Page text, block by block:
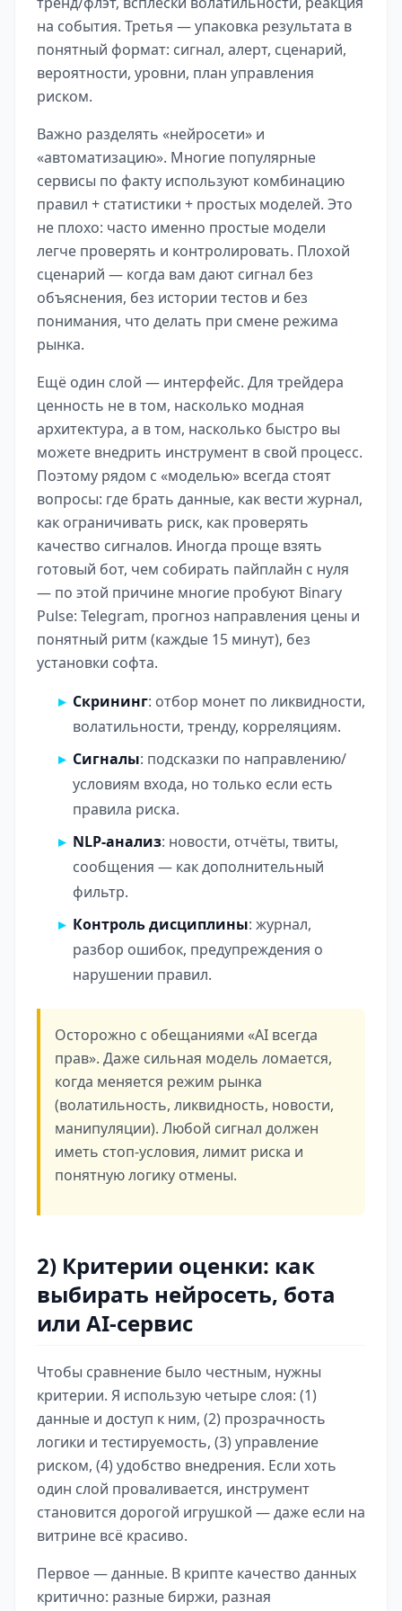
на события. Третья — упаковка результата в
понятный формат: сигнал, алерт, сценарий,
вероятности, уровни, план управления
риском.
Важно разделять «нейросети» и
«автоматизацию». Многие популярные
сервисы по факту используют комбинацию
правил + статистики + простых моделей. Это
не плохо: часто именно простые модели
легче проверять и контролировать. Плохой
сценарий — когда вам дают сигнал без
объяснения, без истории тестов и без
понимания, что делать при смене режима
рынка.
Ещё один слой — интерфейс. Для трейдера
ценность не в том, насколько модная
архитектура, а в том, насколько быстро вы
можете внедрить инструмент в свой процесс.
Поэтому рядом с «моделью» всегда стоят
вопросы: где брать данные, как вести журнал,
как ограничивать риск, как проверять
качество сигналов. Иногда проще взять
готовый бот, чем собирать пайплайн с нуля
— по этой причине многие пробуют Binary
Pulse: Telegram, прогноз направления цены и
понятный ритм (каждые 15 минут), без
установки софта.
Скрининг: отбор монет по ликвидности,
волатильности, тренду, корреляциям.
Сигналы: подсказки по направлению/
условиям входа, но только если есть
правила риска.
NLP-анализ: новости, отчёты, твиты,
сообщения — как дополнительный
фильтр.
Контроль дисциплины: журнал,
разбор ошибок, предупреждения о
нарушении правил.
Осторожно с обещаниями «AI всегда
прав». Даже сильная модель ломается,
когда меняется режим рынка
(волатильность, ликвидность, новости,
манипуляции). Любой сигнал должен
иметь стоп-условия, лимит риска и
понятную логику отмены.
2) Критерии оценки: как
выбирать нейросеть, бота
или AI-сервис
Чтобы сравнение было честным, нужны
критерии. Я использую четыре слоя: (1)
данные и доступ к ним, (2) прозрачность
логики и тестируемость, (3) управление
риском, (4) удобство внедрения. Если хоть
один слой проваливается, инструмент
становится дорогой игрушкой — даже если на
витрине всё красиво.
Первое — данные. В крипте качество данных
критично: разные биржи, разная